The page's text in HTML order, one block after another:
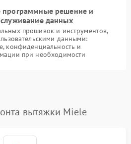
программные решение и
данных
прошивок и инструментов,
данными:
конфиденциальность и
при необходимости
вытяжки Miele